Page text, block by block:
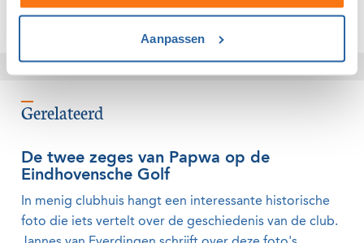
Aanpassen
Gerelateerd
De twee zeges van Papwa op de
Eindhovensche Golf
In menig clubhuis hangt een interessante historische
foto die iets vertelt over de geschiedenis van de club.